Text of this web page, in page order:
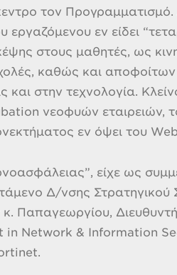
τον Προγραμματισμό.
εν είδει
στους μαθητές, ως
καθώς και αποφοίτων
και στην τεχνολογία.
νεοφυών εταιρειών,
εν όψει του
είχε ως
Δ/νσης
Παπαγεωργίου,
Network & Information